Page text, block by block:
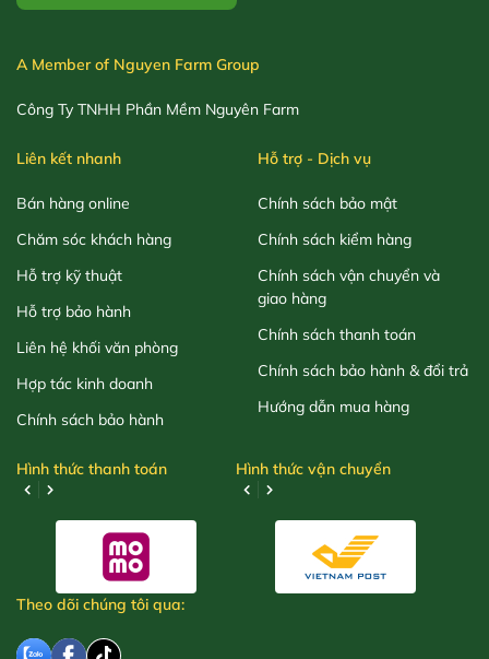
A Member of Nguyen Farm Group
Công Ty TNHH Phần Mềm Nguyên Farm
Liên kết nhanh
Bán hàng online
Chăm sóc khách hàng
Hỗ trợ kỹ thuật
Hỗ trợ bảo hành
Liên hệ khối văn phòng
Hợp tác kinh doanh
Chính sách bảo hành
Hỗ trợ - Dịch vụ
Chính sách bảo mật
Chính sách kiểm hàng
Chính sách vận chuyển và
giao hàng
Chính sách thanh toán
Chính sách bảo hành & đổi trả
Hướng dẫn mua hàng
Hình thức thanh toán Hình thức vận chuyển
Theo dõi chúng tôi qua: